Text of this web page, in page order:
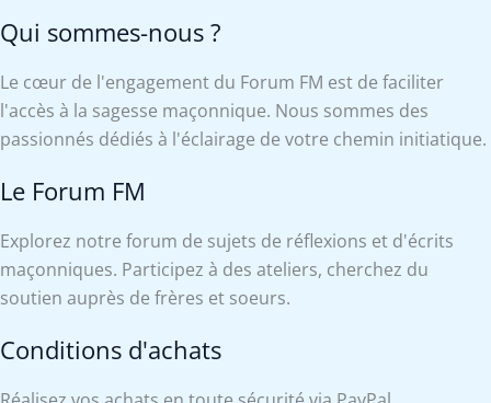
Qui sommes-nous ?
Le cœur de l'engagement du Forum FM est de faciliter
l'accès à la sagesse maçonnique. Nous sommes des
passionnés dédiés à l'éclairage de votre chemin initiatique.
Le Forum FM
Explorez notre forum de sujets de réflexions et d'écrits
maçonniques. Participez à des ateliers, cherchez du
soutien auprès de frères et soeurs.
Conditions d'achats